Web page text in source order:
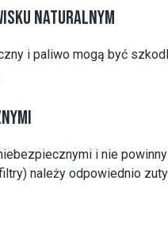
NATURALNYM
i paliwo mogą być
i nie
należy odpowiednio